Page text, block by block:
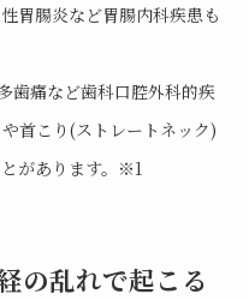
胃腸炎など胃腸内科疾患も
歯痛など歯科口腔外科的疾
首こり(ストレートネック)
があります。※1
の乱れで起こる